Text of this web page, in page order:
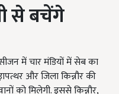
से बचेंगे
में चार मंडियों में सेब का
और जिला किन्नौर की